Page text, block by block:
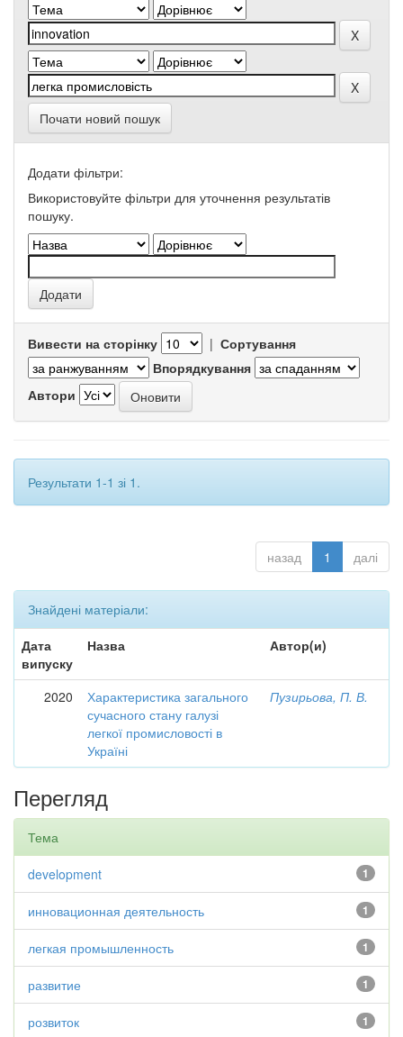
Почати новий пошук
Додати фільтри:
Використовуйте фільтри для уточнення результатів
пошуку.
Вивести на сторінку | Сортування
Впорядкування
Автори
Результати 1-1 зі 1.
назад 1 далі
Знайдені матеріали:
Дата
випуску
Назва Автор(и)
2020
Характеристика загального
сучасного стану галузі
легкої промисловості в
Україні
Пузирьова, П. В.
Перегляд
Тема
1
development
1
инновационная деятельность
1
легкая промышленность
1
развитие
1
розвиток